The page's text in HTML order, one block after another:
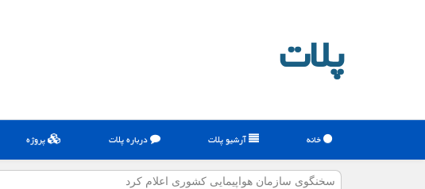
پلات
خانه آرشیو پلات درباره پلات پروژه
سخنگوی سازمان هواپیمایی كشوری اعلام كرد